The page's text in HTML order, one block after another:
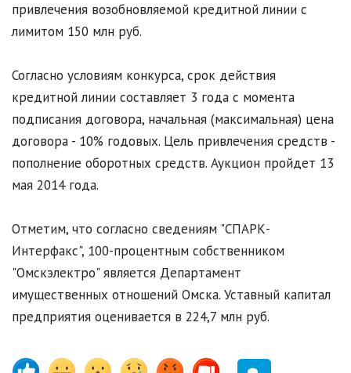
привлечения возобновляемой кредитной линии с
лимитом 150 млн руб.
Согласно условиям конкурса, срок действия
кредитной линии составляет 3 года с момента
подписания договора, начальная (максимальная) цена
договора - 10% годовых. Цель привлечения средств -
пополнение оборотных средств. Аукцион пройдет 13
мая 2014 года.
Отметим, что согласно сведениям "СПАРК-
Интерфакс", 100-процентным собственником
"Омскэлектро" является Департамент
имущественных отношений Омска. Уставный капитал
предприятия оценивается в 224,7 млн руб.